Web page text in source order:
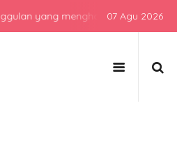
yang menghasilkan lulusan
07 Agu 2026